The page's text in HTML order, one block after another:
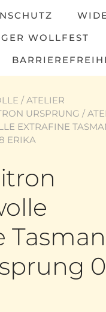
WOLLFEST
/ATELIER
URSPRUNG /
EXTRAFINE
ERIKA